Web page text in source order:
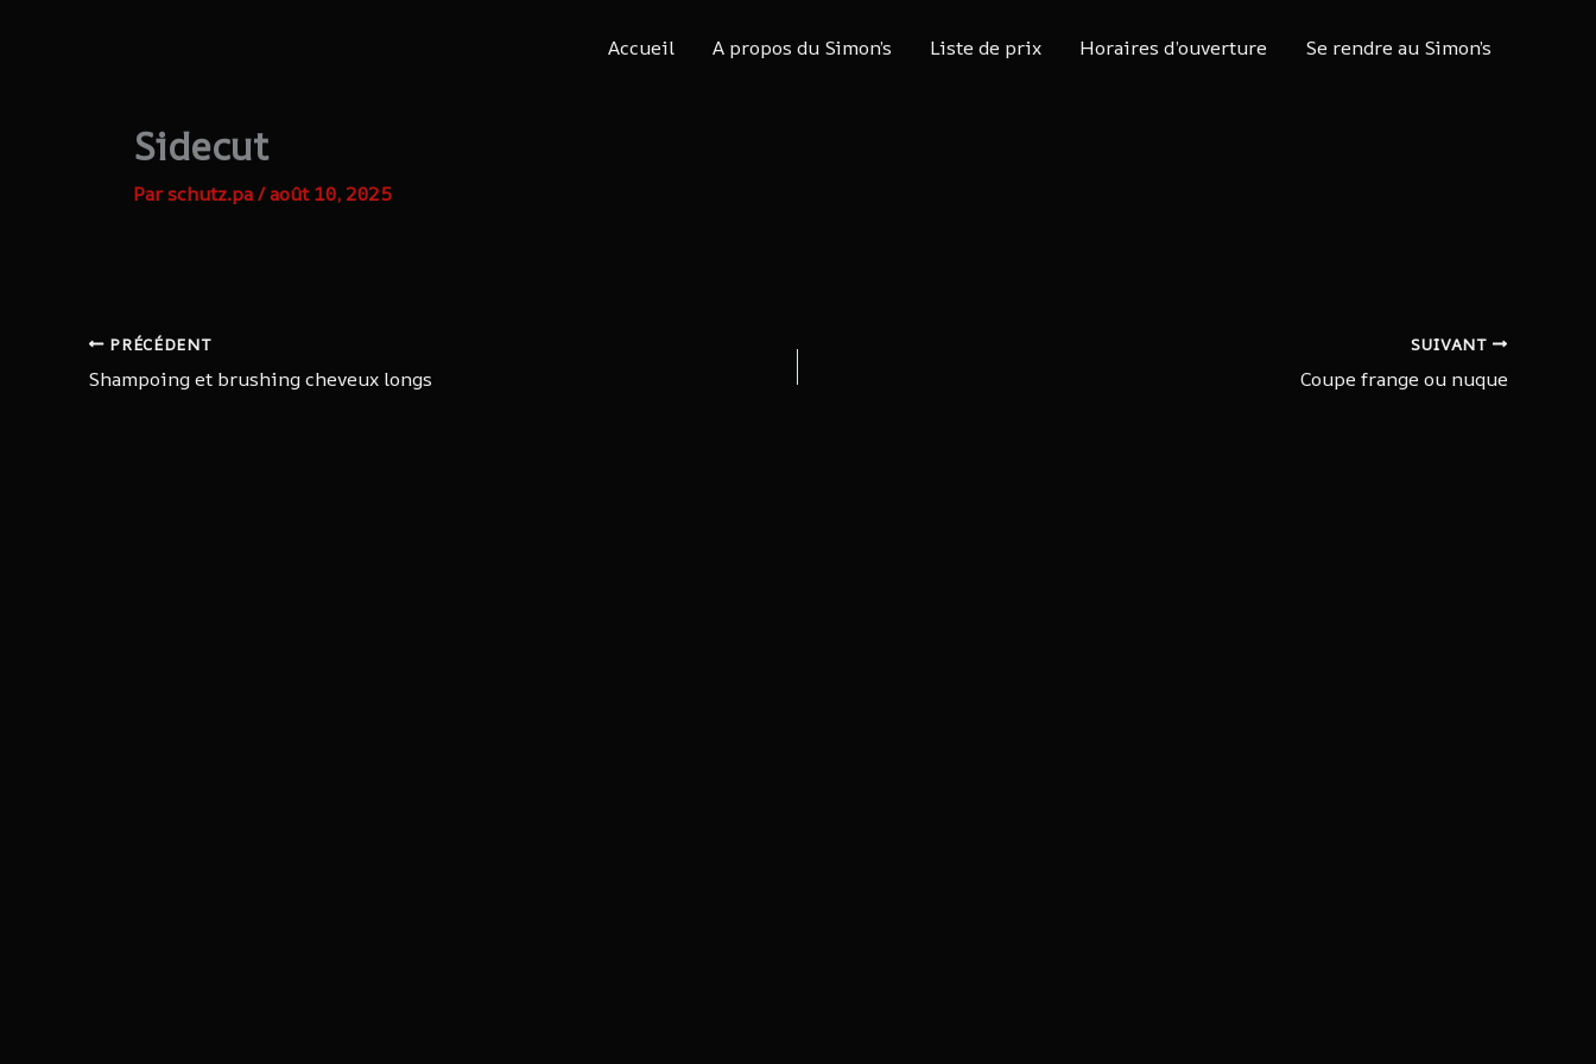
Accueil A propos du Simon’s Liste de prix Horaires d’ouverture Se rendre au Simon’s
Sidecut
Parschutz.pa/août 10, 2025
PRÉCÉDENT
Shampoing et brushing cheveux longs
SUIVANT
Coupe frange ou nuque